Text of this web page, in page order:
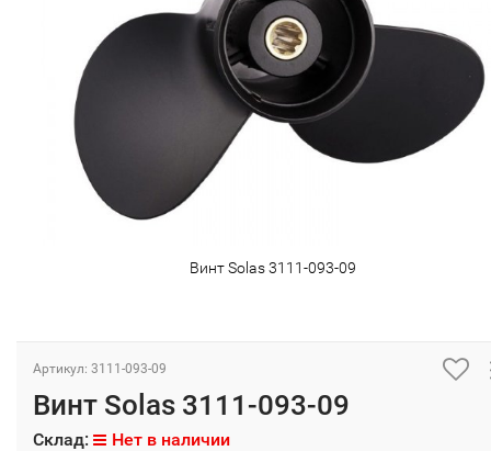
Винт Solas 3111-093-09
Артикул: 3111-093-09
Винт Solas 3111-093-09
Склад: Нет в наличии